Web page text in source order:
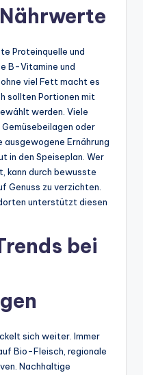
Proteinquelle und
B-Vitamine und
viel Fett macht es
sollten Portionen mit
werden. Viele
oder
Ernährung
in den Speiseplan. Wer
kann durch bewusste
Genuss zu verzichten.
unterstützt diesen
bei
sich weiter. Immer
Bio-Fleisch, regionale
Nachhaltige